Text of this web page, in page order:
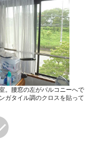
。腰窓の左がバルコニーへで
ガタイル調のクロスを貼って